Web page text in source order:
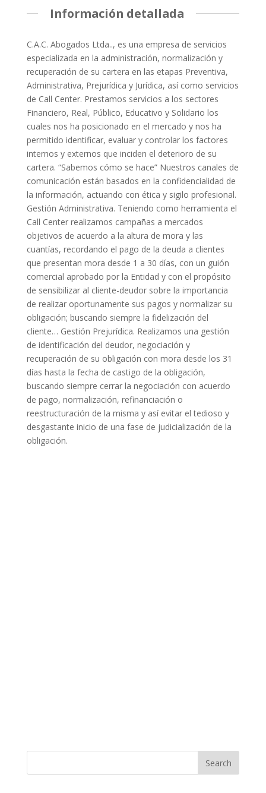
Información detallada
C.A.C. Abogados Ltda.., es una empresa de servicios
especializada en la administración, normalización y
recuperación de su cartera en las etapas Preventiva,
Administrativa, Prejurídica y Jurídica, así como servicios
de Call Center. Prestamos servicios a los sectores
Financiero, Real, Público, Educativo y Solidario los
cuales nos ha posicionado en el mercado y nos ha
permitido identificar, evaluar y controlar los factores
internos y externos que inciden el deterioro de su
cartera. “Sabemos cómo se hace” Nuestros canales de
comunicación están basados en la confidencialidad de
la información, actuando con ética y sigilo profesional.
Gestión Administrativa. Teniendo como herramienta el
Call Center realizamos campañas a mercados
objetivos de acuerdo a la altura de mora y las
cuantías, recordando el pago de la deuda a clientes
que presentan mora desde 1 a 30 días, con un guión
comercial aprobado por la Entidad y con el propósito
de sensibilizar al cliente-deudor sobre la importancia
de realizar oportunamente sus pagos y normalizar su
obligación; buscando siempre la fidelización del
cliente… Gestión Prejurídica. Realizamos una gestión
de identificación del deudor, negociación y
recuperación de su obligación con mora desde los 31
días hasta la fecha de castigo de la obligación,
buscando siempre cerrar la negociación con acuerdo
de pago, normalización, refinanciación o
reestructuración de la misma y así evitar el tedioso y
desgastante inicio de una fase de judicialización de la
obligación.